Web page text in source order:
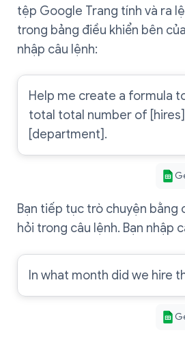
tệp Google Trang tính và ra
trong bảng điều khiển bên
nhập câu lệnh:
Help me create a formula
total total number of
[department].
Bạn tiếp tục trò chuyện bằng
hỏi trong câu lệnh. Bạn nhập
In what month did we hire